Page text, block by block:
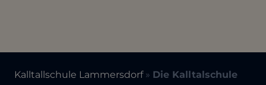
Kalltallschule Lammersdorf» Die Kalltalschule